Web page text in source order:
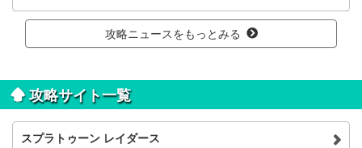
攻略ニュースをもっとみる
攻略サイト一覧
スプラトゥーン レイダース